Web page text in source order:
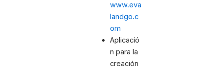
www.eva
landgo.c
om
Aplicació
n para la
creación